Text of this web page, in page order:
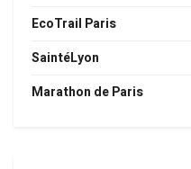
EcoTrail Paris
SaintéLyon
Marathon de Paris